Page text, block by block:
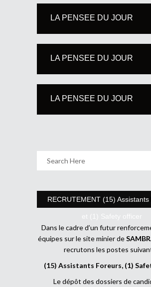
LA PENSEE DU JOUR
LA PENSEE DU JOUR
LA PENSEE DU JOUR
RECRUTEMENT (15)
et (1) Safety officer
Dans le cadre d’un futur
équipes sur le site minier de
recrutons les postes
(15) Assistants Foreurs, (1)
Le dépôt des dossiers de